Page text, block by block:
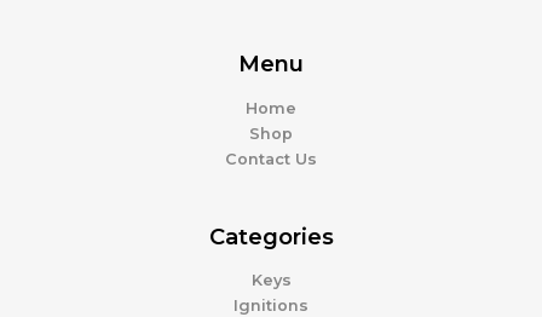
Menu
Home
Shop
Contact Us
Categories
Keys
Ignitions